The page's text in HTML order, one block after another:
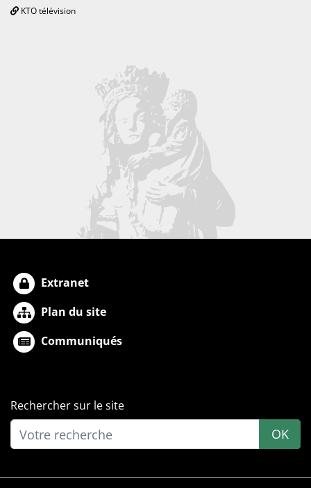
KTO télévision
Extranet
Plan du site
Communiqués
Rechercher sur le site
OK